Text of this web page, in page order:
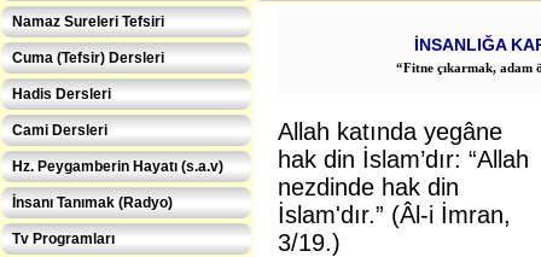
Namaz Sureleri Tefsiri
Cuma (Tefsir) Dersleri
Hadis Dersleri
Cami Dersleri
Hz. Peygamberin Hayatı (s.a.v)
İnsanı Tanımak (Radyo)
Tv Programları
İNSANLIĞA
“Fitne çıkarmak, adam
Allah katında yegâne
hak din İslam’dır: “Allah
nezdinde hak din
İslam'dır.” (Âl-i İmran,
3/19.)